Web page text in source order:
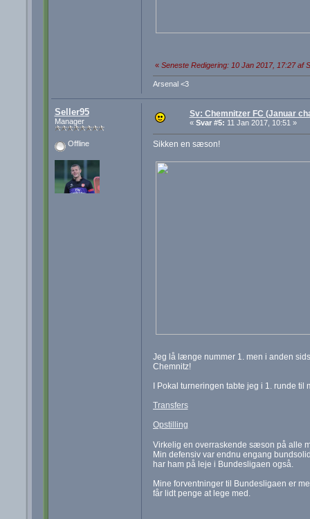
« Seneste Redigering: 10 Jan 2017, 17:27 af
Arsenal <3
Seller95
Manager
Offline
Sv: Chemnitzer FC (Januar
« Svar #5: 11 Jan 2017, 10:51 »
Sikken en sæson!
Jeg lå længe nummer 1. men i anden
Chemnitz!
I Pokal turneringen tabte jeg i 1. runde til
Transfers
Opstilling
Virkelig en overraskende sæson på alle
Min defensiv var endnu engang
har ham på leje i Bundesligaen også.
Mine forventninger til Bundesligaen er
får lidt penge at lege med.